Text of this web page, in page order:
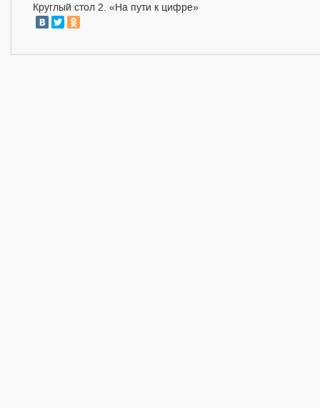
Круглый стол 2. «На пути к цифре»